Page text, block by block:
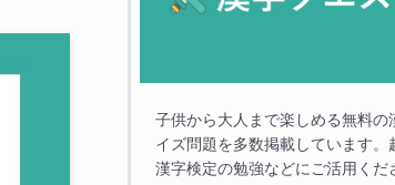
子供から大人まで楽しめる無料の
イズ問題を多数掲載しています。
漢字検定の勉強などにご活用くだ